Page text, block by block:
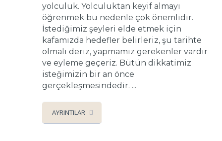
yolculuk. Yolculuktan keyif almayı
öğrenmek bu nedenle çok önemlidir.
İstediğimiz şeyleri elde etmek için
kafamızda hedefler belirleriz, şu tarihte
olmalı deriz, yapmamız gerekenler vardır
ve eyleme geçeriz. Bütün dikkatimiz
isteğimizin bir an önce
gerçekleşmesindedir. ...
AYRINTILAR